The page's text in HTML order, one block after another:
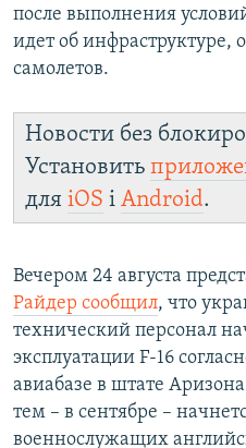
после выполнения
идет об
самолетов.
Новости без
Установить
для iOS і Android.
Вечером 24 августа
Райдер сообщил, что
технический персонал
эксплуатации F-16
авиабазе в штате
тем – в сентябре –
военнослужащих